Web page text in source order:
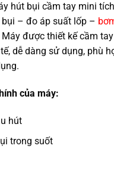
hút bụi cầm tay mini
– đo áp suất lốp –
được thiết kế cầm
dễ dàng sử dụng, phù
của máy:
hút
trong suốt